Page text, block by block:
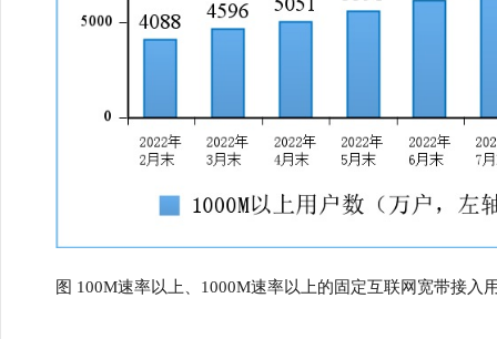
图 100M速率以上、1000M速率以上的固定互联网宽带接入